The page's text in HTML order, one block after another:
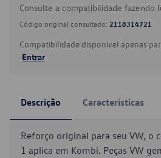
Consulte a compatibilidade fazendo
Código original consultado: 2118314721
Compatibilidade disponível apenas
Entrar
Descrição Características
Reforço original para seu VW,
1 aplica em Kombi. Peças VW